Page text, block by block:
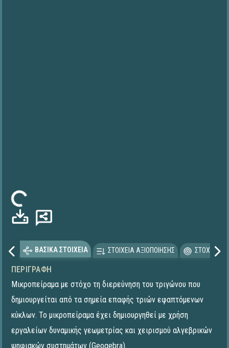
ΒΑΣΙΚΑ ΣΤΟΙΧΕΙΑ ΣΤΟΙΧΕΙΑ ΑΞΙΟΠΟΙΗΣΗΣ
ΠΕΡΙΓΡΑΦΉ
Μικροπείραμα με στόχο τη διερεύνηση του τριγώνου που
δημιουργείται από τα σημεία επαφής τριών εφαπτόμενων
κύκλων. To μικροπείραμα έχει δημιουργηθεί με χρήση
εργαλείων δυναμικής γεωμετρίας και χειρισμού αλγεβρικών
ψηφιακών συστημάτων (Geogebra).